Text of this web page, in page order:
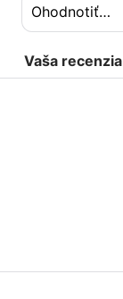
Vaša recenzia